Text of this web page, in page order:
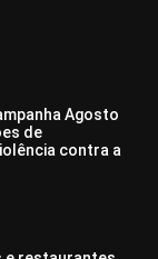
Agosto
de
contra a